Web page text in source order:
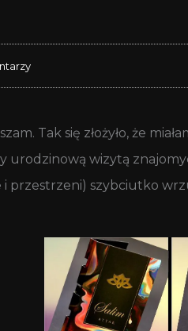
Tak się złożyło, że
urodzinową wizytą
przestrzeni) szybciutko